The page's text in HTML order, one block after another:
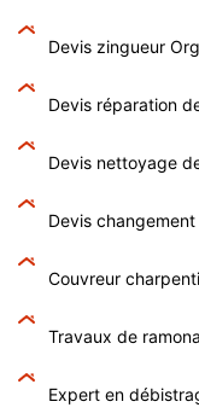
Devis zingueur
Devis réparation
Devis nettoyage
Devis
Couvreur
Travaux de
Expert en